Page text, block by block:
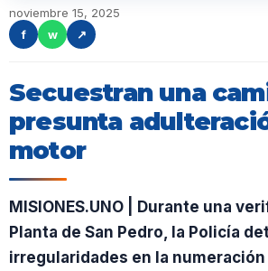
noviembre 15, 2025
f
w ↗
Secuestran una
presunta
motor
MISIONES.UNO | Durante una
Planta de San Pedro, la Policía
irregularidades en la